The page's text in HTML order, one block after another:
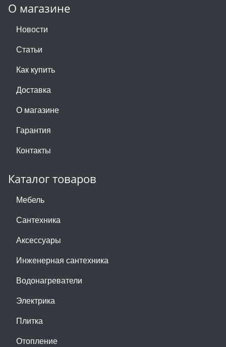
О магазине
Новости
Статьи
Как купить
Доставка
О магазине
Гарантия
Контакты
Каталог товаров
Мебель
Сантехника
Аксессуары
Инженерная сантехника
Водонагреватели
Электрика
Плитка
Отопление